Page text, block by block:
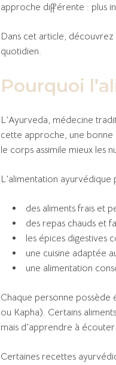
approche différente : plus
Dans cet article, découvrez
quotidien.
Pourquoi
L’Ayurveda, médecine
cette approche, une bonne
le corps assimile mieux les
L’alimentation ayurvédique
des aliments frais et
des repas chauds et
les épices digestives
une cuisine adaptée
une alimentation
Chaque personne possède
ou Kapha). Certains
mais d’apprendre à
Certaines recettes